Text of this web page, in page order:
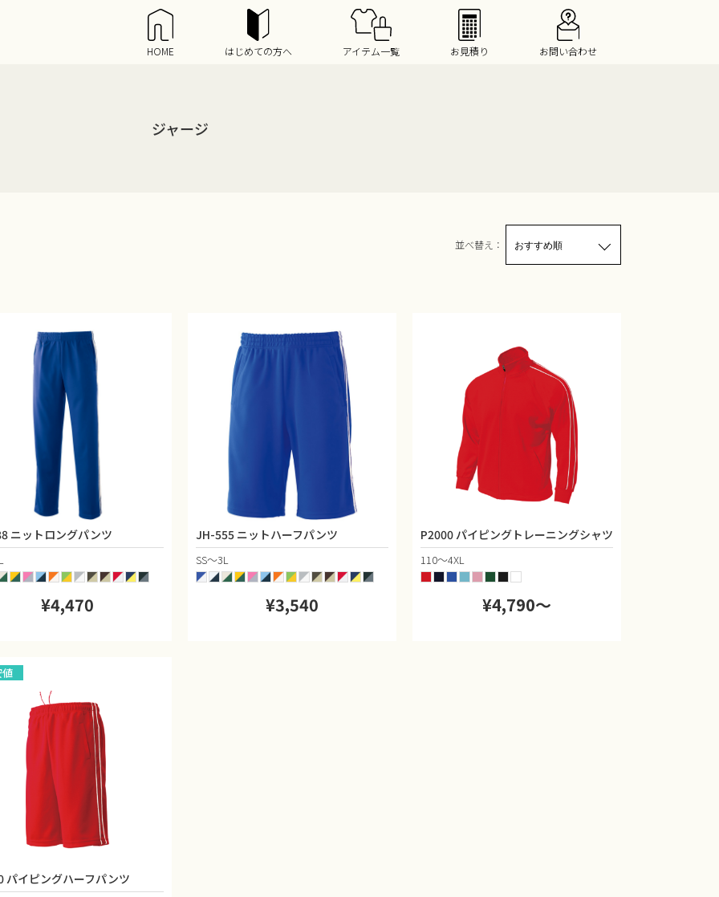
HOME はじめての方へ アイテム一覧 お見積り お問い合わせ
ジャージ
並べ替え：
ニットロングパンツ
¥4,470
JH-555 ニットハーフパンツ
SS〜3L
¥3,540
P2000 パイピングトレーニングシャツ
110〜4XL
¥4,790〜
パイピングハーフパンツ